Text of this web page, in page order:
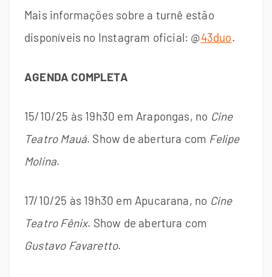
Mais informações sobre a turnê estão
disponíveis no Instagram oficial: @43duo.
AGENDA COMPLETA
15/10/25 às 19h30 em Arapongas, no Cine
Teatro Mauá. Show de abertura com Felipe
Molina.
17/10/25 às 19h30 em Apucarana, no Cine
Teatro Fênix. Show de abertura com
Gustavo Favaretto.